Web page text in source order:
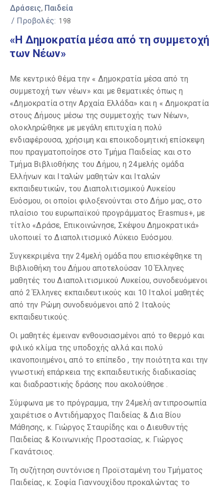
Δράσεις‚ Παιδεία
/ Προβολές: 198
«Η Δημοκρατία μέσα από τη συμμετοχή
των Νέων»
Με κεντρικό θέμα την « Δημοκρατία μέσα από τη
συμμετοχή των νέων» και με θεματικές όπως η
«Δημοκρατία στην Αρχαία Ελλάδα» και η « Δημοκρατία
στους Δήμους μέσω της συμμετοχής των Νέων»,
ολοκληρώθηκε με μεγάλη επιτυχία η πολύ
ενδιαφέρουσα, χρήσιμη και εποικοδομητική επίσκεψη
που πραγματοποίησε στο Τμήμα Παιδείας και στο
Τμήμα Βιβλιοθήκης του Δήμου, η 24μελής ομάδα
Ελλήνων και Ιταλών μαθητών και Ιταλών
εκπαιδευτικών, του Διαπολιτισμικού Λυκείου
Ευόσμου, οι οποίοι φιλοξενούνται στο Δήμο μας, στο
πλαίσιο του ευρωπαϊκού προγράμματος Erasmus+, με
τίτλο «Δράσε, Επικοινώνησε, Σκέψου Δημοκρατικά»
υλοποιεί το Διαπολιτισμικό Λύκειο Ευόσμου.
Συγκεκριμένα την 24μελή ομάδα που επισκέφθηκε τη
Βιβλιοθήκη του Δήμου αποτελούσαν 10 Έλληνες
μαθητές του Διαπολιτισμικού Λυκείου, συνοδευόμενοι
από 2 Έλληνες εκπαιδευτικούς και 10 Ιταλοί μαθητές
από την Ρώμη συνοδευόμενοι από 2 Ιταλούς
εκπαιδευτικούς.
Οι μαθητές έμειναν ενθουσιασμένοι από το θερμό και
φιλικό κλίμα της υποδοχής αλλά και πολύ
ικανοποιημένοι, από το επίπεδο , την ποιότητα και την
γνωστική επάρκεια της εκπαιδευτικής διαδικασίας
και διαδραστικής δράσης που ακολούθησε .
Σύμφωνα με το πρόγραμμα, την 24μελή αντιπροσωπία
χαιρέτισε ο Αντιδήμαρχος Παιδείας & Δια Βίου
Μάθησης, κ. Γιώργος Σταυρίδης και ο Διευθυντής
Παιδείας & Κοινωνικής Προστασίας, κ. Γιώργος
Γκανάτσιος.
Τη συζήτηση συντόνισε η Προϊσταμένη του Τμήματος
Παιδείας, κ. Σοφία Γιαννουχίδου προκαλώντας το